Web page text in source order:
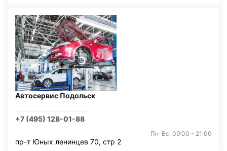
Автосервис Подольск
+7 (495) 128-01-88
Пн-Вс: 09:00 - 21:00
пр-т Юных ленинцев 70, стр 2